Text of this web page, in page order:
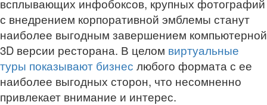
всплывающих инфобоксов, крупных фотографий
с внедрением корпоративной эмблемы станут
наиболее выгодным завершением компьютерной
3D версии ресторана. В целом виртуальные
туры показывают бизнес любого формата с ее
наиболее выгодных сторон, что несомненно
привлекает внимание и интерес.